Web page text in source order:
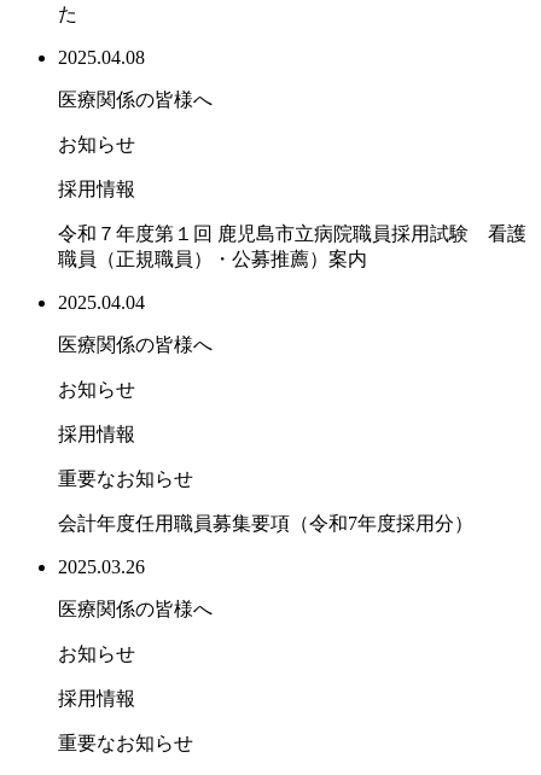
た
2025.04.08
医療関係の皆様へ
お知らせ
採用情報
令和７年度第１回 鹿児島市立病院職員採用試験 看護
職員（正規職員）・公募推薦）案内
2025.04.04
医療関係の皆様へ
お知らせ
採用情報
重要なお知らせ
会計年度任用職員募集要項（令和7年度採用分）
2025.03.26
医療関係の皆様へ
お知らせ
採用情報
重要なお知らせ